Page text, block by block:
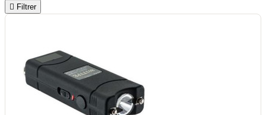
 Filtrer